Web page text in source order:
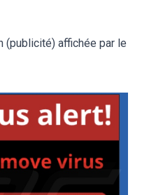
(publicité) affichée par le